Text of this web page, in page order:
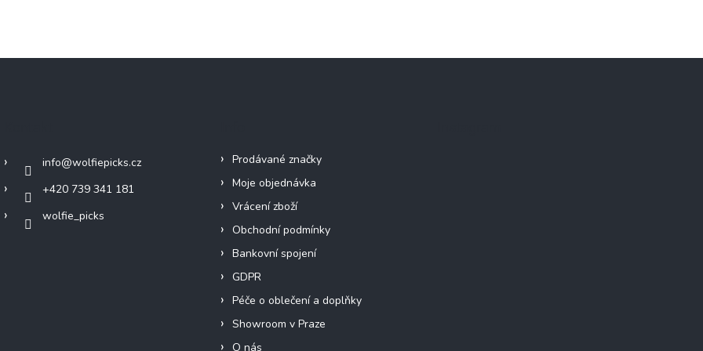
info@wolfiepicks.cz
+420 739 341 181
wolfie_picks
Prodávané značky
Moje objednávka
Vrácení zboží
Obchodní podmínky
Bankovní spojení
GDPR
Péče o oblečení a doplňky
Showroom v Praze
O nás